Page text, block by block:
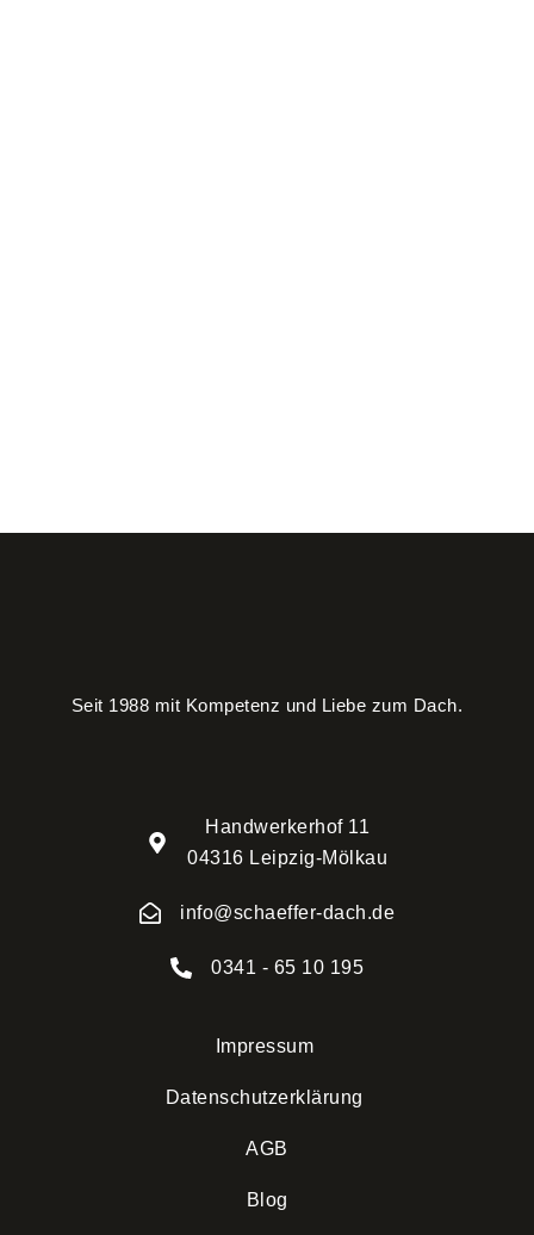
Seit 1988 mit Kompetenz und Liebe zum Dach.
Handwerkerhof 11
04316 Leipzig-Mölkau
info@schaeffer-dach.de
0341 - 65 10 195
Impressum
Datenschutzerklärung
AGB
Blog